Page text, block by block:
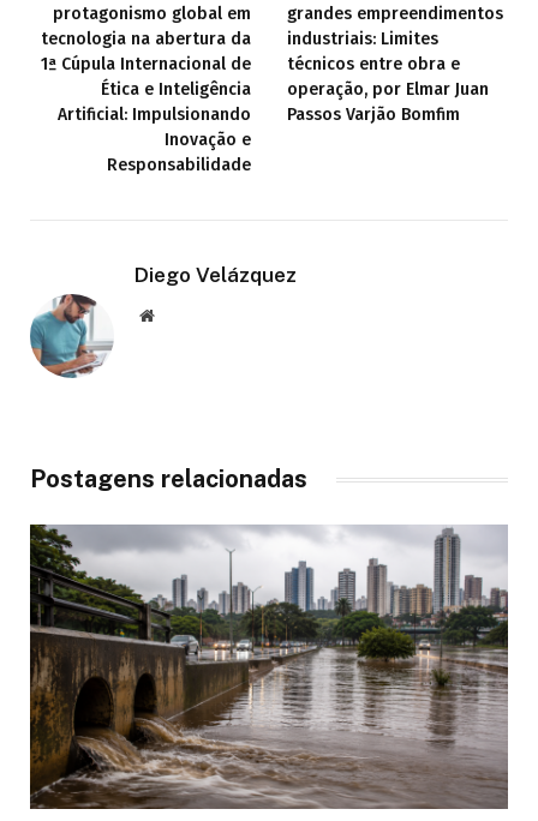
protagonismo global em
tecnologia na abertura da
1ª Cúpula Internacional de
Ética e Inteligência
Artificial: Impulsionando
Inovação e
Responsabilidade
grandes empreendimentos
industriais: Limites
técnicos entre obra e
operação, por Elmar Juan
Passos Varjão Bomfim
Diego Velázquez
Website
Postagens relacionadas